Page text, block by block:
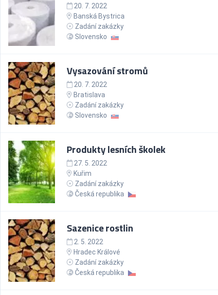
20. 7. 2022
Banská Bystrica
Zadání zakázky
Slovensko
Vysazování stromů
20. 7. 2022
Bratislava
Zadání zakázky
Slovensko
Produkty lesních školek
27. 5. 2022
Kuřim
Zadání zakázky
Česká republika
Sazenice rostlin
2. 5. 2022
Hradec Králové
Zadání zakázky
Česká republika